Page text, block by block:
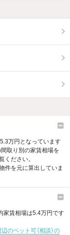
万円となっています
取り別の家賃相場を
ください。
件を元に算出していま
家賃相場は5.4万円です
のペット可（相談）の